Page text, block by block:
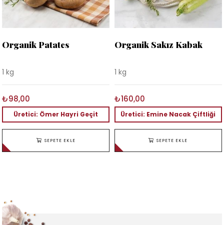
Organik Patates
1 kg
₺98,00
Üretici: Ömer Hayri Geçit
SEPETE EKLE
Organik Sakız Kabak
1 kg
₺160,00
Üretici: Emine Nacak Çiftliği
SEPETE EKLE